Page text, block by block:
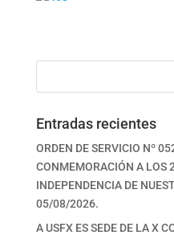
Entradas recientes
ORDEN DE SERVICIO Nº
CONMEMORACIÓN A LOS
INDEPENDENCIA DE
05/08/2026.
A USFX ES SEDE DE LA X